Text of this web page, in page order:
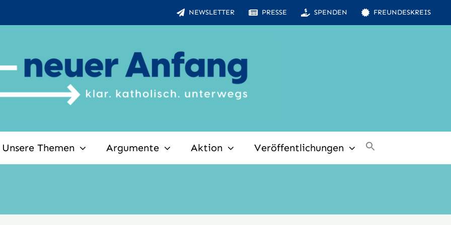
NEWSLETTER PRESSE SPENDEN FREUNDESKREIS
Unsere Themen Argumente Aktion Veröffentlichungen